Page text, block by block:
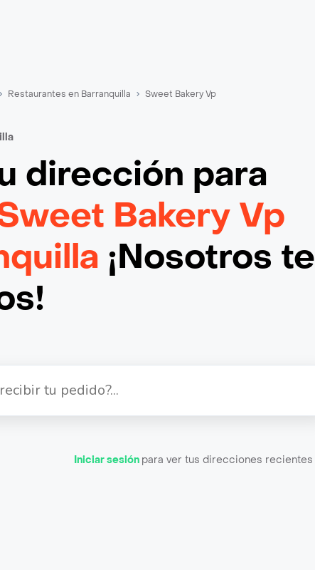
Restaurantes en Barranquilla Sweet Bakery Vp
dirección para
Bakery Vp
¡Nosotros te
Iniciar sesión para ver tus direcciones recientes